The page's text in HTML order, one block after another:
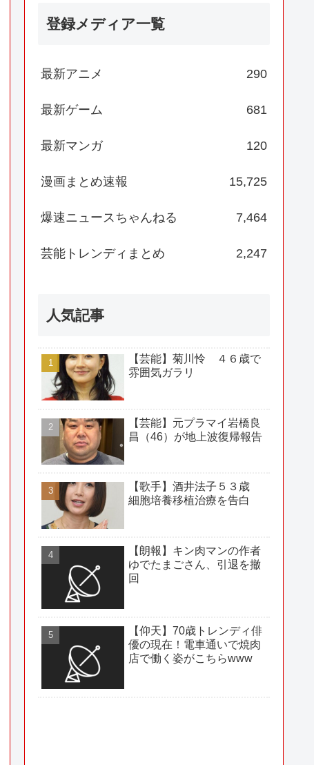
登録メディア一覧
最新アニメ 290
最新ゲーム 681
最新マンガ 120
漫画まとめ速報 15,725
爆速ニュースちゃんねる 7,464
芸能トレンディまとめ 2,247
人気記事
【芸能】菊川怜 ４６歳で
雰囲気ガラリ
【芸能】元プラマイ岩橋良
昌（46）が地上波復帰報告
【歌手】酒井法子５３歳
細胞培養移植治療を告白
【朗報】キン肉マンの作者
ゆでたまごさん、引退を撤
回
【仰天】70歳トレンディ俳
優の現在！電車通いで焼肉
店で働く姿がこちらwww